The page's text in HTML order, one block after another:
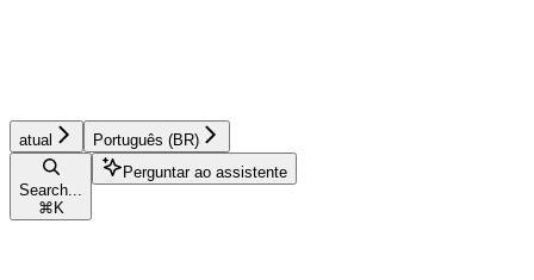
atual Português (BR)
Search...
⌘ K
Perguntar ao assistente